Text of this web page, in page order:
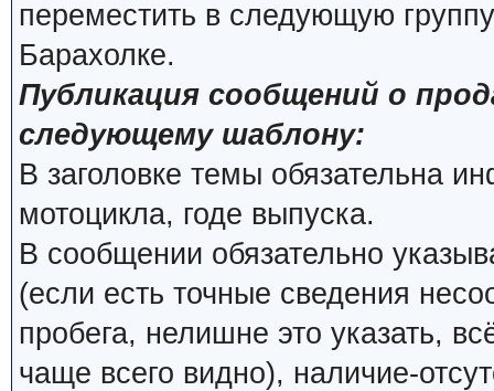
переместить в следующую
Барахолке.
Публикация сообщений о
следующему шаблону:
В заголовке темы обязательна
мотоцикла, годе выпуска.
В сообщении обязательно
(если есть точные сведения
пробега, нелишне это указать,
чаще всего видно), наличие-